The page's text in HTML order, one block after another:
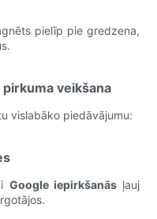
pielīp pie gredzena,
veikšana
vislabāko piedāvājumu:
Google iepirkšanās ļauj